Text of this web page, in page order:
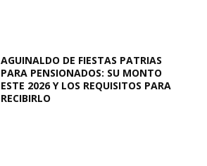
AGUINALDO DE FIESTAS PATRIAS
PARA PENSIONADOS: SU MONTO
ESTE 2026 Y LOS REQUISITOS PARA
RECIBIRLO